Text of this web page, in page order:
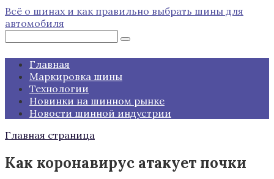
Перейти
к
Всё о шинах и как правильно выбрать шины для
автомобиля
Главная
Маркировка шины
Технологии
Новинки на шинном рынке
Новости шинной индустрии
Главная страница
Как коронавирус атакует почки